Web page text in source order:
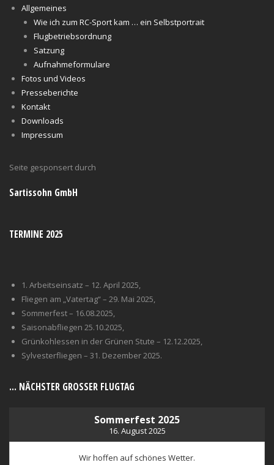
Allgemeines
Wie ich zum RC-Sport kam … ein Selbstportrait
Flugbetriebsordnung
Satzung
Aufnahmeformulare
Fotos und Videos
Presseberichte
Kontakt
Downloads
Impressum
Seite gesponsert durch
Sartissohn GmbH
TERMINE 2025
1. Arbeitseinsatz – 12. April 2025,
Fliegen am „Vatertag“ – 29. Mai 2025,
Sommerfest – 16.08.2025,
Saisonabfliegen 25.10.2025,
Grünkohlessen in der Grünen Stute – 12.12.2025,
Sylvesterfliegen – 31. Dezember 2025.
… NÄCHSTER GROSSER FLUGTAG
Sommerfest 2025
16. August 2025
Wir hoffen auf schönes Wetter.